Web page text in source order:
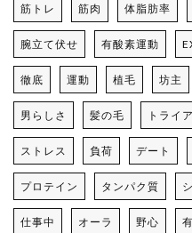
筋トレ 筋肉 体脂肪率
腕立て伏せ 有酸素運動
徹底 運動 植毛 坊主
男らしさ 髪の毛 トライ
ストレス 負荷 デート
プロテイン タンパク質
仕事中 オーラ 野心